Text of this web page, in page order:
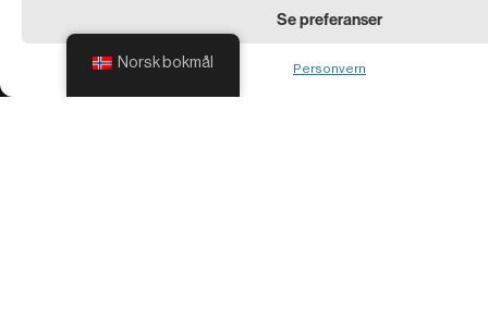
Se preferanser
Personvern
Norsk bokmål